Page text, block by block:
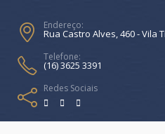
Endereço:
Rua Castro Alves, 460 - Vila
Telefone:
(16) 3625 3391
Redes Sociais